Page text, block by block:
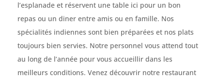
l’esplanade et réservent une table ici pour un bon
repas ou un diner entre amis ou en famille. Nos
spécialités indiennes sont bien préparées et nos plats
toujours bien servies. Notre personnel vous attend tout
au long de l’année pour vous accueillir dans les
meilleurs conditions. Venez découvrir notre restaurant